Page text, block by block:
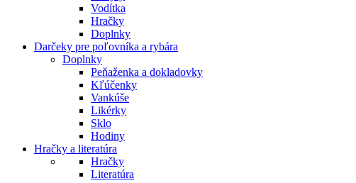
Vodítka
Hračky
Doplnky
Darčeky pre poľovníka a rybára
Doplnky
Peňaženka a dokladovky
Kľúčenky
Vankúše
Likérky
Sklo
Hodiny
Hračky a literatúra
Hračky
Literatúra